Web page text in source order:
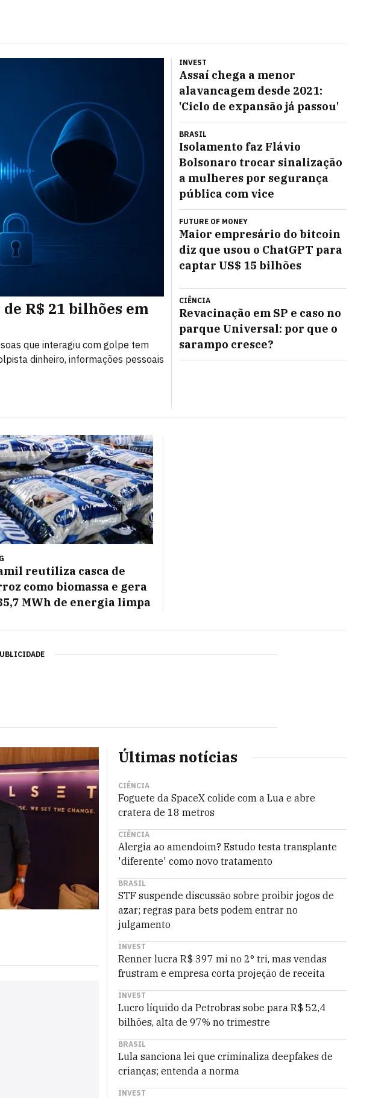
R$ 21 bilhões em
que interagiu com golpe tem
dinheiro, informações pessoais
EXCLUSIVO: Insider ganha
linha tecnológica da Shein
A varejista chinesa lança a Tekdrob, marca
com peças a partir de R$ 65, desenvolvida no
INVEST
Assaí chega a menor
alavancagem desde 2021:
'Ciclo de expansão já passou'
BRASIL
Isolamento faz Flávio
Bolsonaro trocar sinalização
a mulheres por segurança
pública com vice
FUTURE OF MONEY
Maior empresário do bitcoin
diz que usou o ChatGPT para
captar US$ 15 bilhões
CIÊNCIA
Revacinação em SP e caso no
parque Universal: por que o
sarampo cresce?
reutiliza casca de
como biomassa e gera
MWh de energia limpa
Últimas notícias
CIÊNCIA
Foguete da SpaceX colide com a Lua e abre
cratera de 18 metros
CIÊNCIA
Alergia ao amendoim? Estudo testa transplante
'diferente' como novo tratamento
BRASIL
STF suspende discussão sobre proibir jogos de
azar; regras para bets podem entrar no
julgamento
INVEST
Renner lucra R$ 397 mi no 2° tri, mas vendas
frustram e empresa corta projeção de receita
INVEST
Lucro líquido da Petrobras sobe para R$ 52,4
bilhões, alta de 97% no trimestre
BRASIL
Lula sanciona lei que criminaliza deepfakes de
crianças; entenda a norma
INVEST